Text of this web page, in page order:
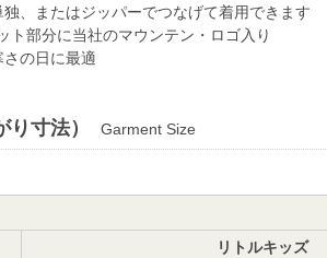
、またはジッパーでつなげて着用できます
ト部分に当社のマウンテン・ロゴ入り
の日に最適
寸法） Garment Size
リトルキッズ